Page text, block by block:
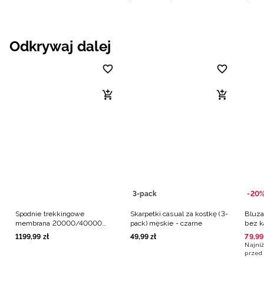
Odkrywaj dalej
Spodnie trekkingowe
membrana 20000/40000
męskie - czarne
1199,99 zł
3-pack
Skarpetki casual za kostkę (3-
pack) męskie - czarne
49,99 zł
-20%
bez
79,99
przed